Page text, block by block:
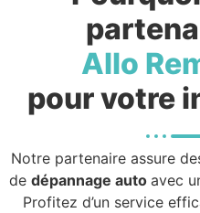
Allo
pour votre
Notre partenaire assure
de dépannage auto avec
Profitez d’un service